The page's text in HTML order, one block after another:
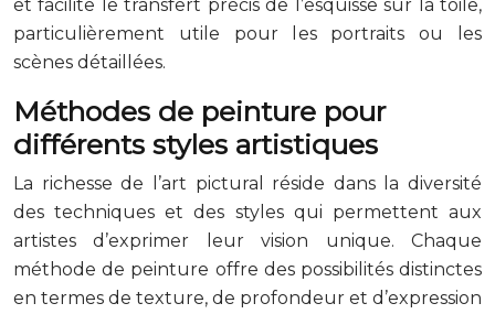
et facilite le transfert précis de l’esquisse sur la toile,
particulièrement utile pour les portraits ou les
scènes détaillées.
Méthodes de peinture pour
différents styles artistiques
La richesse de l’art pictural réside dans la diversité
des techniques et des styles qui permettent aux
artistes d’exprimer leur vision unique. Chaque
méthode de peinture offre des possibilités distinctes
en termes de texture, de profondeur et d’expression